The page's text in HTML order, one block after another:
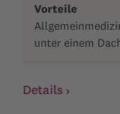
Vorteile
unter einem
Details